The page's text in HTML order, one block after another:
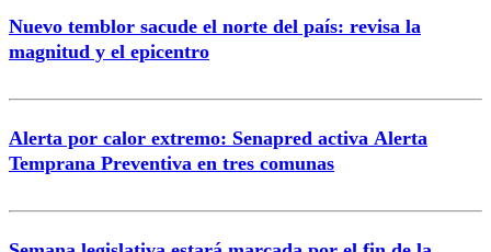
Nuevo temblor sacude el norte del país: revisa la
magnitud y el epicentro
Alerta por calor extremo: Senapred activa Alerta
Temprana Preventiva en tres comunas